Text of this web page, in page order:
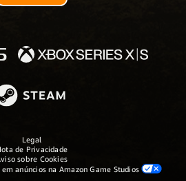
Legal
de Privacidade
sobre Cookies
anúncios na Amazon Game Studios